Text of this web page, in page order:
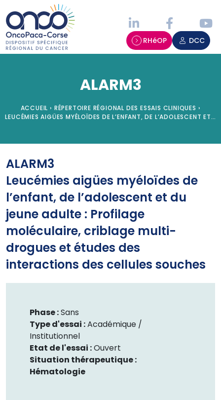
RHéOP DCC
ALARM3
ACCUEIL › RÉPERTOIRE RÉGIONAL DES ESSAIS CLINIQUES ›
LEUCÉMIES AIGÜES MYÉLOÏDES DE L’ENFANT, DE L’ADOLESCENT ET…
ALARM3
Leucémies aigües myéloïdes de
l’enfant, de l’adolescent et du
jeune adulte : Profilage
moléculaire, criblage multi-
drogues et études des
interactions des cellules souches
Phase :Sans
Type d'essai :Académique /
Institutionnel
Etat de l'essai :Ouvert
Situation thérapeutique :
Hématologie
Panneau de gestion des cookies